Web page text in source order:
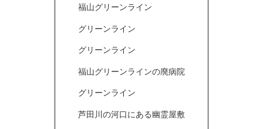
福山グリーンライン
グリーンライン
グリーンライン
福山グリーンラインの廃病院
グリーンライン
芦田川の河口にある幽霊屋敷